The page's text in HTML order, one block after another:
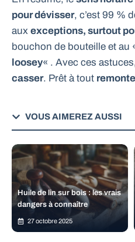
pour dévisser, c’est 99 %
aux exceptions, surtout
bouchon de bouteille et au
loosey« . Avec ces
casser. Prêt à tout
VOUS AIMEREZ AUSSI
Huile de lin sur bois : les vrais
dangers à connaître
27 octobre 2025